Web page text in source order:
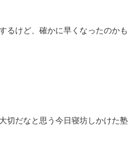
るけど、確かに早くなったのかも
切だなと思う今日寝坊しかけた塾